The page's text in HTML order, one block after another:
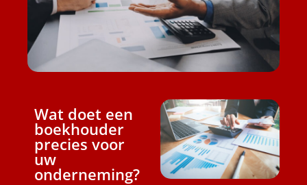
Wat doet een
boekhouder
precies voor
uw
onderneming?